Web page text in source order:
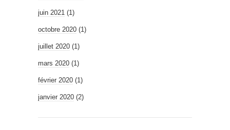
juin 2021 (1)
octobre 2020 (1)
juillet 2020 (1)
mars 2020 (1)
février 2020 (1)
janvier 2020 (2)